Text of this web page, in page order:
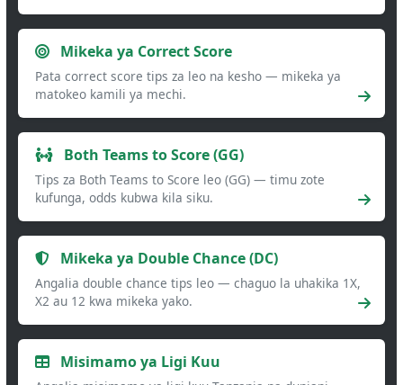
Mikeka ya Correct Score
Pata correct score tips za leo na kesho — mikeka ya
matokeo kamili ya mechi.
Both Teams to Score (GG)
Tips za Both Teams to Score leo (GG) — timu zote
kufunga, odds kubwa kila siku.
Mikeka ya Double Chance (DC)
Angalia double chance tips leo — chaguo la uhakika 1X,
X2 au 12 kwa mikeka yako.
Misimamo ya Ligi Kuu